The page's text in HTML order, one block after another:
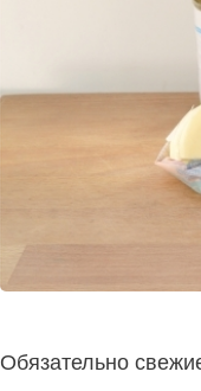
Обязательно